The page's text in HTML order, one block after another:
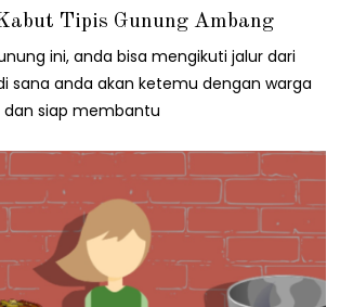
Tipis Gunung Ambang
ini, anda bisa mengikuti jalur dari
sana anda akan ketemu dengan warga
siap membantu